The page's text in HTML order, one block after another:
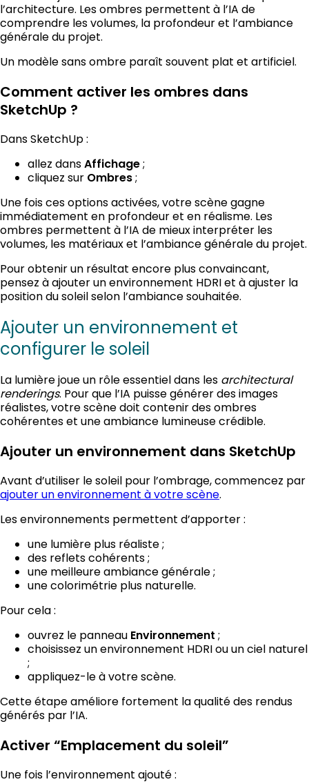
l’architecture. Les ombres permettent à l’IA de
comprendre les volumes, la profondeur et l’ambiance
générale du projet.
Un modèle sans ombre paraît souvent plat et artificiel.
Comment activer les ombres dans
SketchUp ?
Dans SketchUp :
allez dansAffichage;
cliquez sur Ombres;
Une fois ces options activées, votre scène gagne
immédiatement en profondeur et en réalisme. Les
ombres permettent à l’IA de mieux interpréter les
volumes, les matériaux et l’ambiance générale du projet.
Pour obtenir un résultat encore plus convaincant,
pensez à ajouter un environnement HDRI et à ajuster la
position du soleil selon l’ambiance souhaitée.
Ajouter un environnement et
configurer le soleil
La lumière joue un rôle essentiel dans les architectural
renderings. Pour que l’IA puisse générer des images
réalistes, votre scène doit contenir des ombres
cohérentes et une ambiance lumineuse crédible.
Ajouter un environnement dans SketchUp
Avant d’utiliser le soleil pour l’ombrage, commencez par
ajouter un environnement à votre scène.
Les environnements permettent d’apporter :
une lumière plus réaliste ;
des reflets cohérents ;
une meilleure ambiance générale ;
une colorimétrie plus naturelle.
Pour cela :
ouvrez le panneau Environnement ;
choisissez un environnement HDRI ou un ciel naturel
;
appliquez-le à votre scène.
Cette étape améliore fortement la qualité des rendus
générés par l’IA.
Activer “Emplacement du soleil”
Une fois l’environnement ajouté :